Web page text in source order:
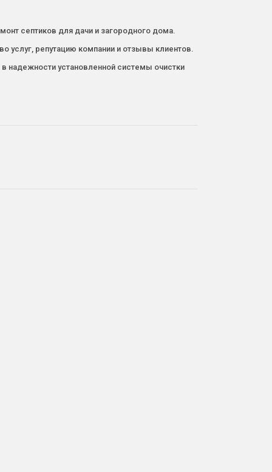
септиков для дачи и загородного дома.
репутацию компании и отзывы клиентов.
надежности установленной системы очистки